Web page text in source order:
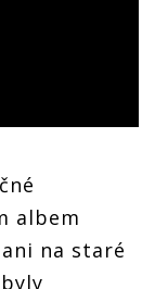
albem
na staré